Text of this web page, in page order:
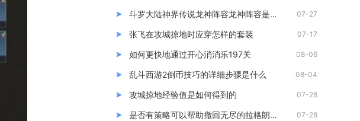
斗罗大陆神界传说龙神阵容龙神阵容是否需要根据战局变化 07-27
张飞在攻城掠地时应穿怎样的套装 07-17
如何更快地通过开心消消乐197关 08-06
乱斗西游2倒币技巧的详细步骤是什么 08-04
攻城掠地经验值是如何得到的 07-28
是否有策略可以帮助撤回无尽的拉格朗日支援的船 07-28